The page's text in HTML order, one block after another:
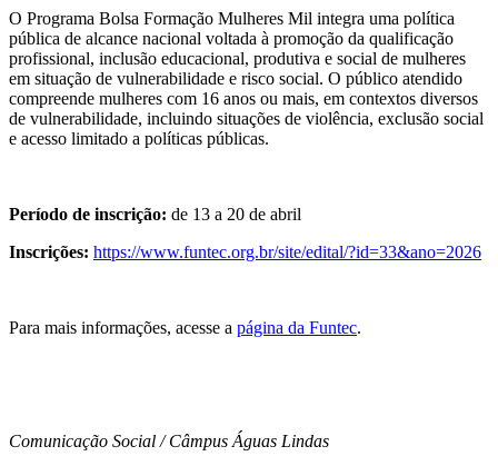
O Programa Bolsa Formação Mulheres Mil integra uma política
pública de alcance nacional voltada à promoção da qualificação
profissional, inclusão educacional, produtiva e social de mulheres
em situação de vulnerabilidade e risco social. O público atendido
compreende mulheres com 16 anos ou mais, em contextos diversos
de vulnerabilidade, incluindo situações de violência, exclusão social
e acesso limitado a políticas públicas.
Período de inscrição: de 13 a 20 de abril
Inscrições: https://www.funtec.org.br/site/edital/?id=33&ano=2026
Para mais informações, acesse a página da Funtec.
Comunicação Social / Câmpus Águas Lindas